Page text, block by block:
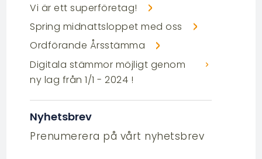
Vi är ett superföretag!
Spring midnattsloppet med oss
Ordförande Årsstämma
Digitala stämmor möjligt genom
ny lag från 1/1 - 2024 !
Nyhetsbrev
Prenumerera på vårt nyhetsbrev